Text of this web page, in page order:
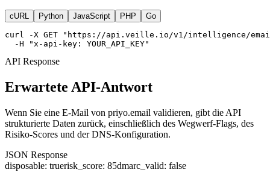
cURL Python JavaScript PHP Go
curl -X GET "https://api.veille.io/v1/intelligence/
  -H "x-api-key: YOUR_API_KEY"
API Response
Erwartete API-Antwort
Wenn Sie eine E-Mail von priyo.email validieren, gibt die API
strukturierte Daten zurück, einschließlich des Wegwerf-Flags, des
Risiko-Scores und der DNS-Konfiguration.
JSON Response
disposable: truerisk_score: 85dmarc_valid: false